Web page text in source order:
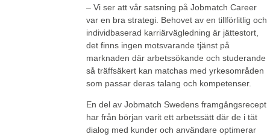
– Vi ser att vår satsning på Jobmatch Career
var en bra strategi. Behovet av en tillförlitlig och
individbaserad karriärvägledning är jättestort,
det finns ingen motsvarande tjänst på
marknaden där arbetssökande och studerande
så träffsäkert kan matchas med yrkesområden
som passar deras talang och kompetenser.
En del av Jobmatch Swedens framgångsrecept
har från början varit ett arbetssätt där de i tät
dialog med kunder och användare optimerar